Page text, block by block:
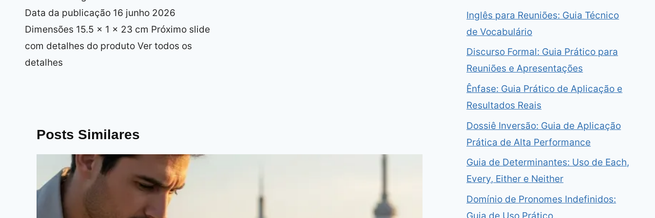
Data da publicação 16 junho 2026
Dimensões 15.5 x 1 x 23 cm Próximo slide
com detalhes do produto Ver todos os
detalhes
Posts Similares
Inglês para Reuniões: Guia Técnico
de Vocabulário
Discurso Formal: Guia Prático para
Reuniões e Apresentações
Ênfase: Guia Prático de Aplicação e
Resultados Reais
Dossiê Inversão: Guia de Aplicação
Prática de Alta Performance
Guia de Determinantes: Uso de Each,
Every, Either e Neither
Domínio de Pronomes Indefinidos:
Guia de Uso Prático